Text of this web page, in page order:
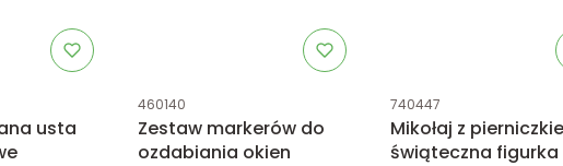
usta
Kod produktu
460140
Zestaw markerów do
ozdabiania okien
Kod produktu
740447
Mikołaj z
świąteczna figurka